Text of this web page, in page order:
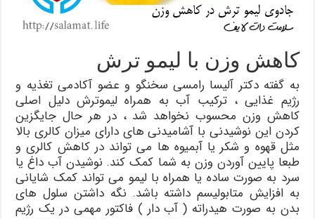
کاهش وزن با لیمو ترش
به گفته دکتر آلیسا رامسی سخنگو و عضو آکادمی تغذیه و
رژیم غذایی ، ترکیب آب به همراه لیموترش دلیل اصلی
کاهش وزن محسوب نخواهد شد ، در هر حال جایگزین
کردن این نوشیدنی با آشامیدنی های دارای میزان کالری بالا
مثل قهوه و شکر یا آبمیوه ها می تواند در کاهش کالری و
طبعا پایین آوردن وزن به شما کمک کند. نوشیدن آب داغ یا
سرد به صورت ساده یا همراه با لیمو می تواند کمک شایانی
به افزایش متابولیسم داشته باشد. نگه داشتن سلول های
بدن به صورت هیدراته ( آب دار ) فاکتور مهمی در یک رژیم